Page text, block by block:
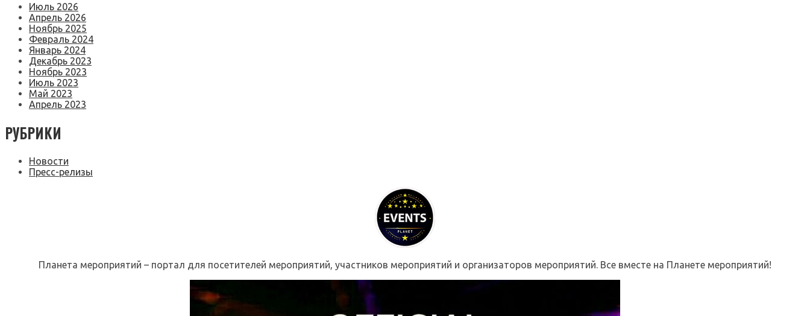
Июль 2026
Апрель 2026
Ноябрь 2025
Февраль 2024
Январь 2024
Декабрь 2023
Ноябрь 2023
Июль 2023
Май 2023
Апрель 2023
РУБРИКИ
Новости
Пресс-релизы
Планета мероприятий – портал для посетителей мероприятий, участников мероприятий и организаторов мероприятий. Все вместе на Планете мероприятий!